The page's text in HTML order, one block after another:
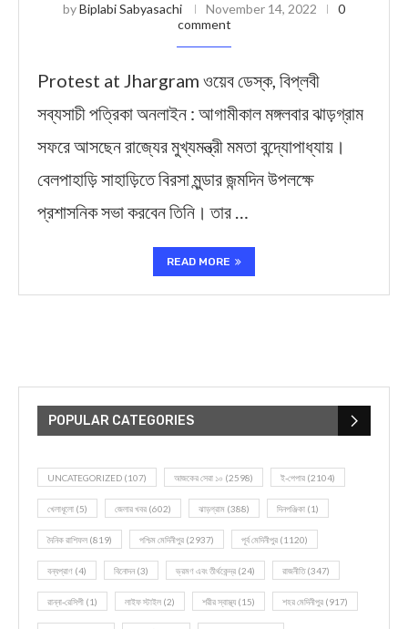
byBiplabi Sabyasachi November 14, 2022
0
comment
Protest at Jhargram ওয়েব ডেস্ক, বিপ্লবী
সব্যসাচী পত্রিকা অনলাইন : আগামীকাল মঙ্গলবার ঝাড়গ্রাম
সফরে আসছেন রাজ্যের মুখ্যমন্ত্রী মমতা বন্দ্যোপাধ্যায়।
বেলপাহাড়ি সাহাড়িতে বিরসা মুন্ডার জন্মদিন উপলক্ষে
প্রশাসনিক সভা করবেন তিনি। তার …
READ MORE
POPULAR CATEGORIES
UNCATEGORIZED (107) আজকের সেরা ১০ (2598) ই-পেপার (2104)
খেলাধূলো (5) জেলার খবর (602) ঝাড়গ্রাম (388) দিনপঞ্জিকা (1)
দৈনিক রাশিফল (819) পশ্চিম মেদিনীপুর (2937) পূর্ব মেদিনীপুর (1120)
বন্যপ্রাণ (4) বিনোদন(3) ভ্রমণ এবং তীর্থকেন্দ্র (24) রাজনীতি(347)
রান্না-রেসিপী (1) লাইফ স্টাইল (2) শরীর স্বাস্থ্য (15) শহর মেদিনীপুর (917)